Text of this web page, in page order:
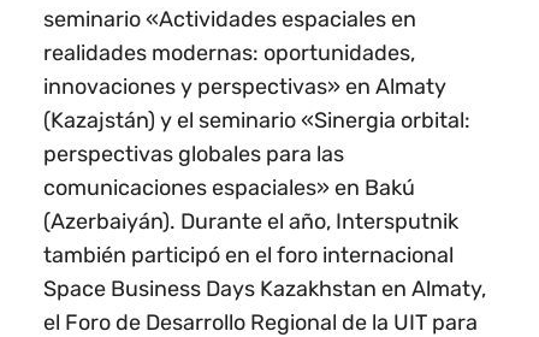
seminario «Actividades espaciales en
realidades modernas: oportunidades,
innovaciones y perspectivas» en Almaty
(Kazajstán) y el seminario «Sinergia orbital:
perspectivas globales para las
comunicaciones espaciales» en Bakú
(Azerbaiyán). Durante el año, Intersputnik
también participó en el foro internacional
Space Business Days Kazakhstan en Almaty,
el Foro de Desarrollo Regional de la UIT para